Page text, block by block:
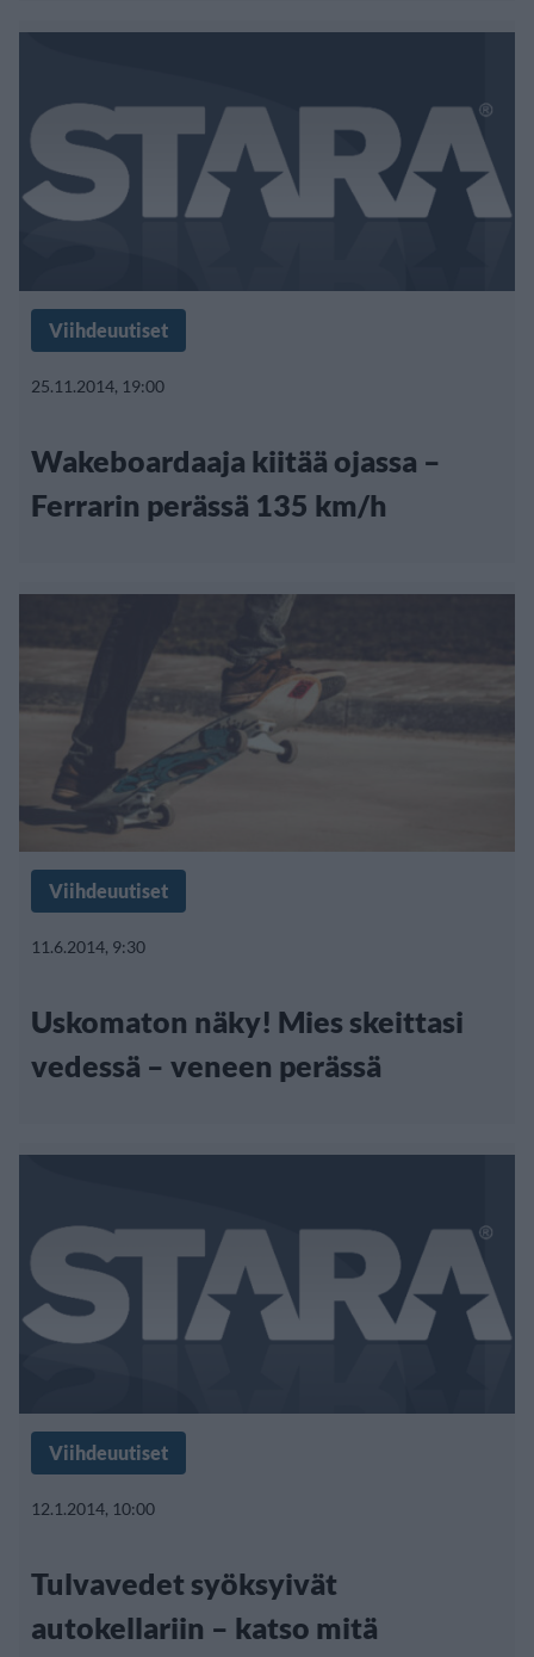
Viihdeuutiset
25.11.2014, 19:00
Wakeboardaaja kiitää ojassa –
Ferrarin perässä 135 km/h
Viihdeuutiset
11.6.2014, 9:30
Uskomaton näky! Mies skeittasi
vedessä – veneen perässä
Viihdeuutiset
12.1.2014, 10:00
Tulvavedet syöksyivät
autokellariin – katso mitä